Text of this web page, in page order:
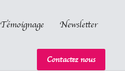
Témoignage Newsletter
Contactez nous